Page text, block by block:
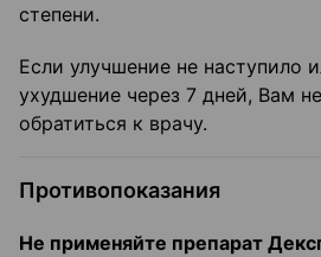
степени.
Если улучшение не наступило
ухудшение через 7 дней, Вам
обратиться к врачу.
Противопоказания
Не применяйте препарат